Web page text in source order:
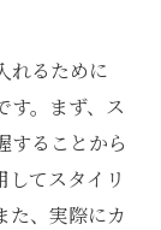
れるために
す。まず、ス
することから
てスタイリ
た、実際にカ